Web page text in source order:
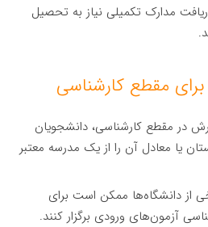
مدارک تکمیلی نیاز به تحصیل
در مقطع کارشناسی، دانشجویان
یا معادل آن را از یک مدرسه معتبر
از دانشگاه‌ها ممکن است برای
آزمون‌های ورودی برگزار کنند.